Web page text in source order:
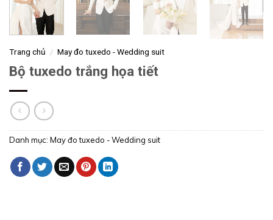
Trang chủ / May đo tuxedo - Wedding suit
Bộ tuxedo trắng họa tiết
Danh mục: May đo tuxedo - Wedding suit